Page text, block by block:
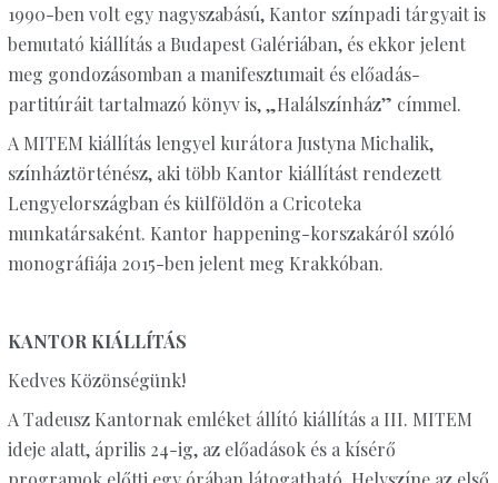
1990-ben volt egy nagyszabású, Kantor színpadi tárgyait is
bemutató kiállítás a Budapest Galériában, és ekkor jelent
meg gondozásomban a manifesztumait és előadás-
partitúráit tartalmazó könyv is, „Halálszínház” címmel.
A MITEM kiállítás lengyel kurátora Justyna Michalik,
színháztörténész, aki több Kantor kiállítást rendezett
Lengyelországban és külföldön a Cricoteka
munkatársaként. Kantor happening-korszakáról szóló
monográfiája 2015-ben jelent meg Krakkóban.
KANTOR KIÁLLÍTÁS
Kedves Közönségünk!
A Tadeusz Kantornak emléket állító kiállítás a III. MITEM
ideje alatt, április 24-ig, az előadások és a kísérő